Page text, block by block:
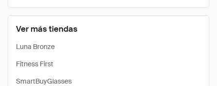
Ver más tiendas
Luna Bronze
Fitness First
SmartBuyGlasses